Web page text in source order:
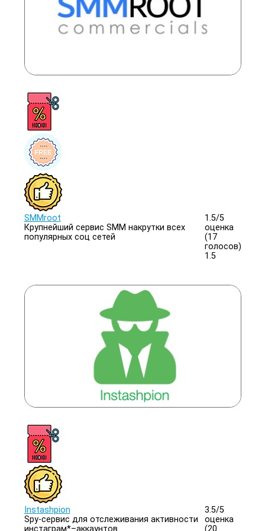
SMMroot
Крупнейший сервис SMM накрутки всех
популярных соц сетей
1.5/5
оценка
(17
голосов)
1.5
Instashpion
Spy-сервис для отслеживания активности
3.5/5
оценка